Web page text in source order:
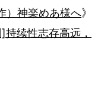
）神楽めあ様へ》
持续性志存高远，